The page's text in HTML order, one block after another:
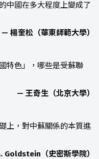
中國在多大程度上變成了
— 楊奎松（華東師範大學）
特色」，哪些是受蘇聯
— 王奇生（北京大學）
上，對中蘇關係的本質進
（史密斯學院）